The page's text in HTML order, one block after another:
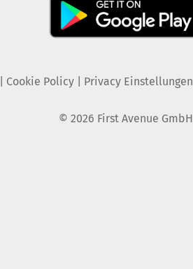
Cookie Policy| Privacy Einstellungen
© 2026 First Avenue GmbH